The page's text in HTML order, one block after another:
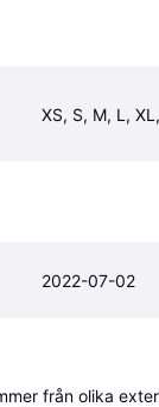
XS, S, M, L,
2022-07-02
från olika